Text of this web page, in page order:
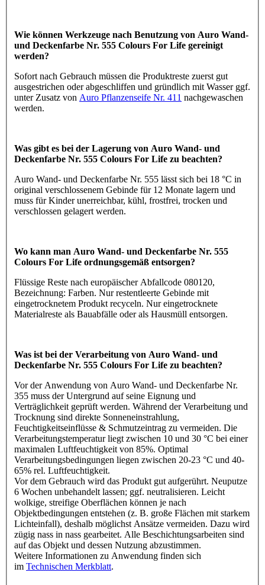
Wie können Werkzeuge nach Benutzung von Auro Wand-
und Deckenfarbe Nr. 555 Colours For Life gereinigt
werden?
Sofort nach Gebrauch müssen die Produktreste zuerst gut
ausgestrichen oder abgeschliffen und gründlich mit Wasser ggf.
unter Zusatz von Auro Pflanzenseife Nr. 411 nachgewaschen
werden.
Was gibt es bei der Lagerung von Auro Wand- und
Deckenfarbe Nr. 555 Colours For Life zu beachten?
Auro Wand- und Deckenfarbe Nr. 555 lässt sich bei 18 °C in
original verschlossenem Gebinde für 12 Monate lagern und
muss für Kinder unerreichbar, kühl, frostfrei, trocken und
verschlossen gelagert werden.
Wo kann man Auro Wand- und Deckenfarbe Nr. 555
Colours For Life ordnungsgemäß entsorgen?
Flüssige Reste nach europäischer Abfallcode 080120,
Bezeichnung: Farben. Nur restentleerte Gebinde mit
eingetrocknetem Produkt recyceln. Nur eingetrocknete
Materialreste als Bauabfälle oder als Hausmüll entsorgen.
Was ist bei der Verarbeitung von Auro Wand- und
Deckenfarbe Nr. 555 Colours For Life zu beachten?
Vor der Anwendung von Auro Wand- und Deckenfarbe Nr.
355 muss der Untergrund auf seine Eignung und
Verträglichkeit geprüft werden. Während der Verarbeitung und
Trocknung sind direkte Sonneneinstrahlung,
Feuchtigkeitseinflüsse & Schmutzeintrag zu vermeiden. Die
Verarbeitungstemperatur liegt zwischen 10 und 30 °C bei einer
maximalen Luftfeuchtigkeit von 85%. Optimal
Verarbeitungsbedingungen liegen zwischen 20-23 °C und 40-
65% rel. Luftfeuchtigkeit.
Vor dem Gebrauch wird das Produkt gut aufgerührt. Neuputze
6 Wochen unbehandelt lassen; ggf. neutralisieren. Leicht
wolkige, streifige Oberflächen können je nach
Objektbedingungen entstehen (z. B. große Flächen mit starkem
Lichteinfall), deshalb möglichst Ansätze vermeiden. Dazu wird
zügig nass in nass gearbeitet. Alle Beschichtungsarbeiten sind
auf das Objekt und dessen Nutzung abzustimmen.
Weitere Informationen zu Anwendung finden sich
im Technischen Merkblatt.